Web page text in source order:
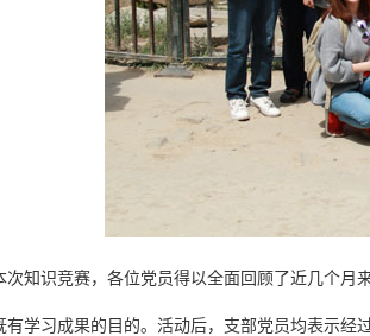
识竞赛，各位党员得以全面回顾了近几个月来
有学习成果的目的。活动后，支部党员均表示